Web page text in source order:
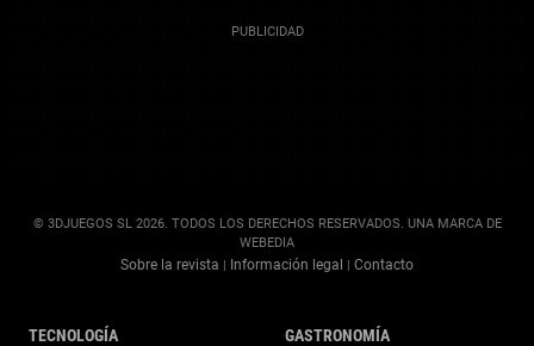
© 3DJUEGOS SL 2026. TODOS LOS DERECHOS RESERVADOS. UNA MARCA DE
WEBEDIA
Sobre la revista | Información legal | Contacto
TECNOLOGÍA GASTRONOMÍA